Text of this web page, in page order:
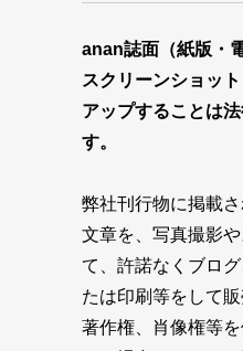
anan誌面（紙版・
スクリーンショッ
アップすることは
す。
弊社刊行物に掲載
文章を、写真撮影
て、許諾なくブロ
たは印刷等をして
著作権、肖像権等